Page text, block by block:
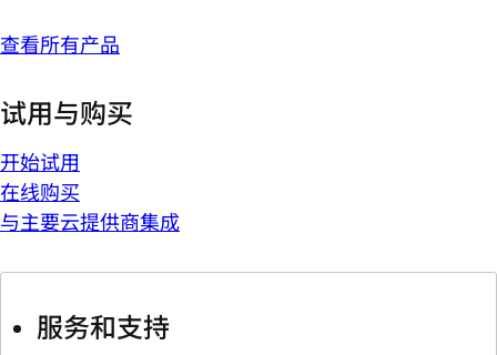
查看所有产品
试用与购买
开始试用
在线购买
与主要云提供商集成
服务和支持